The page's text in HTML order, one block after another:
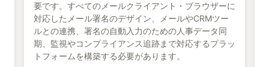
要です。すべてのメールクライアント・ブラウザーに
対応したメール署名のデザイン、メールやCRMツー
ルとの連携、署名の自動入力のための人事データ同
期、監視やコンプライアンス追跡まで対応するプラッ
トフォームを構築する必要があります。